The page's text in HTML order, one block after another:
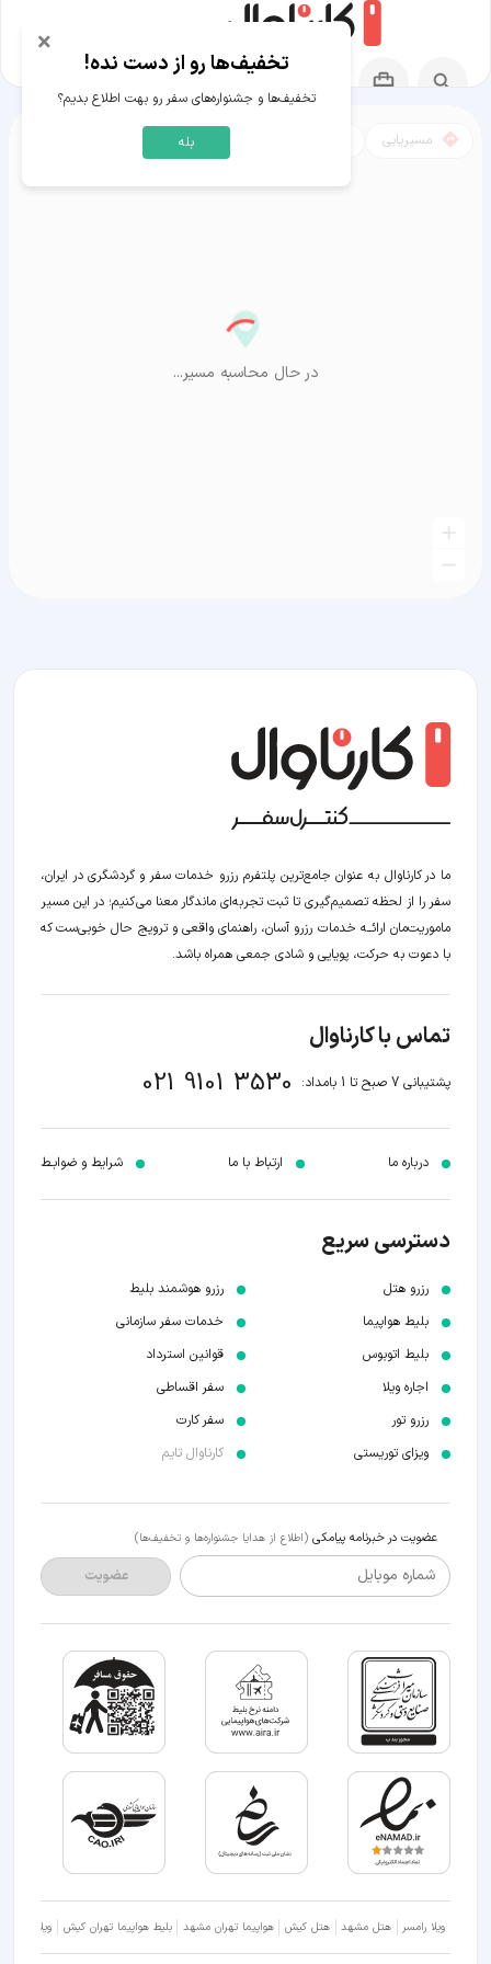
مسیریابی
در حال محاسبه مسیر...
ما در کارناوال به عنوان جامع‌ترین پلتفرم رزرو خدمات سفر و گردشگری در ایران،
سفر را از لحظه‌ تصمیم‌گیری تا ثبت تجربه‌ای ماندگار معنا می‌کنیم؛ در این مسیر‍
ماموریت‌مان اراﺋــﻪ خدمات رزرو آسان، راهنمای واقعی و ترویج حال خوبی‌ست که
با دعوت به حرکت، پویایی و شادی جمعی همراه باشد.
تماس با کارناوال
پشتیبانی 7 صبح تا 1 بامداد: 021 9101 3530
درباره ما ارتباط با ما شرایط و ضوابـط
دسترسی سریع
رزرو هتل
بلیط هواپیما
بلیط اتوبوس
اجاره ویلا
رزرو تور
ویزای توریستی
رزرو هوشمند بلیط
خدمات سفر سازمانی
قوانین استرداد
سفر اقساطی
سفر کارت
کارناوال تایم
عضویت در خبرنامه پیامکی (اطلاع از هدایا جشنواره‌ها و تخفیف‌ها)
شماره موبایل عضویت
ویلا رامسر هتل مشهد هتل کیش هواپیما تهران مشهد بلیط هواپیما تهران کیش ویلا شمال
× تخفیف‌ها رو از دست نده!
تخفیف‌ها و جشنواره‌های سفر رو بهت اطلاع بدیم؟
بله